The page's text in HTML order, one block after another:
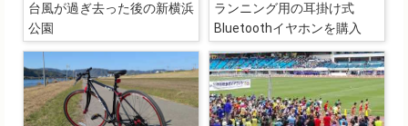
台風が過ぎ去った後の新横浜
公園
ランニング用の耳掛け式
Bluetoothイヤホンを購入